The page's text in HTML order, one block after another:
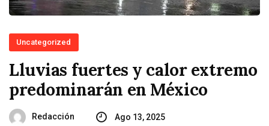
Uncategorized
Lluvias fuertes y calor extremo
predominarán en México
Redacción Ago 13, 2025